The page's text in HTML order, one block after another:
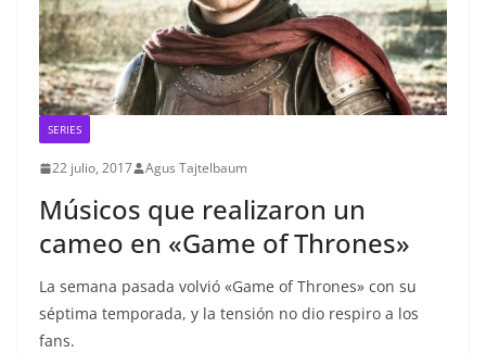
SERIES
22 julio, 2017 Agus Tajtelbaum
Músicos que realizaron un
cameo en «Game of Thrones»
La semana pasada volvió «Game of Thrones» con su
séptima temporada, y la tensión no dio respiro a los
fans.